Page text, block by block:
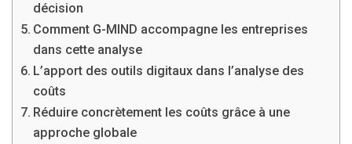
décision
Comment G-MIND accompagne les entreprises
dans cette analyse
L’apport des outils digitaux dans l’analyse des
coûts
Réduire concrètement les coûts grâce à une
approche globale